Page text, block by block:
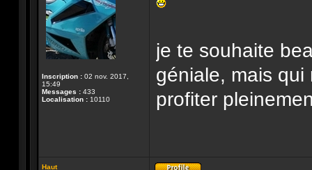
Inscription : 02 nov. 2017,
15:49
Messages : 433
Localisation : 10110
je te souhaite
géniale, mais
profiter
Haut